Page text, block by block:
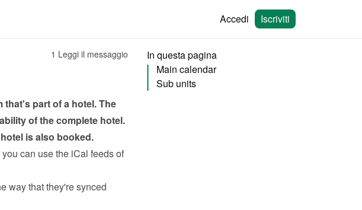
Accedi Iscriviti
1 Leggi il messaggio
that's part of a hotel. The
of the complete hotel.
is also booked.
can use the iCal feeds of
way that they're synced
In questa pagina
Main calendar
Sub units